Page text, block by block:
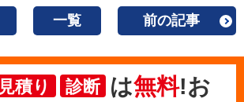
一覧 前の記事
積り 診断 は無料!お